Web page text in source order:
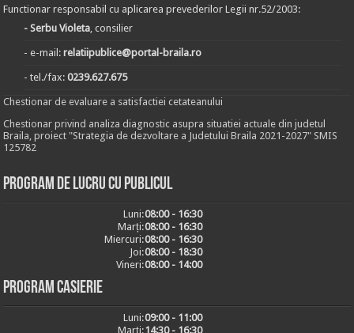
Functionar responsabil cu aplicarea prevederilor Legii nr.52/2003:
- Serbu Violeta , consilier
- e-mail:relatiipublice@portal-braila.ro
- tel./fax:0239.627.675
Chestionar de evaluare a satisfactiei cetateanului
Chestionar privind analiza diagnostic asupra situatiei actuale din judetul
Braila, proiect "Strategia de dezvoltare a Judetului Braila 2021-2027" SMIS
125782
Program de lucru cu publicul
Luni:08:00 - 16:30
Marți:08:00 - 16:30
Miercuri:08:00 - 16:30
Joi:08:00 - 18:30
Vineri:08:00 - 14:00
Program casierie
Luni:09:00 - 11:00
Marți:14:30 - 16:30